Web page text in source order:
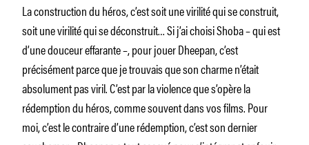
La construction du héros, c’est soit une virilité qui se construit,
soit une virilité qui se déconstruit… Si j’ai choisi Shoba – qui est
d’une douceur effarante –, pour jouer Dheepan, c’est
précisément parce que je trouvais que son charme n’était
absolument pas viril. C’est par la violence que s’opère la
rédemption du héros, comme souvent dans vos films. Pour
moi, c’est le contraire d’une rédemption, c’est son dernier